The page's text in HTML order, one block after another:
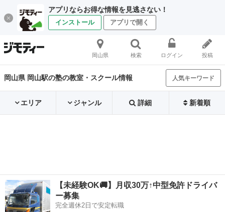
アプリならお得な情報を見逃さない！
インストール アプリで開く
岡山県 検索 ログイン 投稿
岡山県 岡山駅の塾の教室・スクール情報 人気キーワード
エリア ジャンル 詳細 新着順
【未経験OK🚚】月収30万↑中型免許ドライバ
ー募集
完全週休2日で安定転職